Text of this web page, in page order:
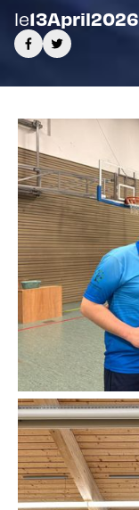
le13April2026